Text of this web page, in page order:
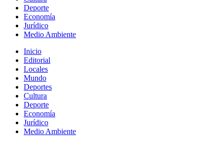
Deporte
Economía
Jurídico
Medio Ambiente
Inicio
Editorial
Locales
Mundo
Deportes
Cultura
Deporte
Economía
Jurídico
Medio Ambiente